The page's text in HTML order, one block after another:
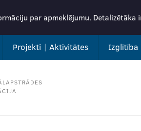
par apmeklējumu. Detalizētāka
Projekti | Aktivitātes Izglītība